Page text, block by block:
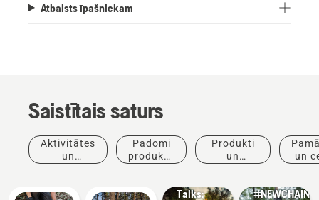
Atbalsts īpašniekam
Saistītais saturs
Aktivitātes
un
Padomi
produktu
Produkti
un
un
Stāsti
iedvesmai
Husqvarna
Talks:
Produkti
un